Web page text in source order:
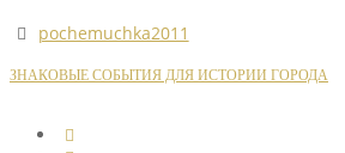
pochemuchka2011
ЗНАКОВЫЕ СОБЫТИЯ ДЛЯ ИСТОРИИ ГОРОДА